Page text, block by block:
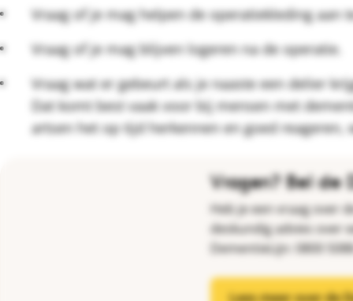
Vraag of je mag helpen de operatiekleding aan
Vraag of je mag blijven logeren na de operatie.
Vraag wat er gebeurt als je naaste een delier
Dat komt best vaak voor bij mensen met
artsen het op tijd herkennen en goed reageren,
Vragen? Bel de
Heb je een vraag over
deskundig advies over
DementieLijn: 0800